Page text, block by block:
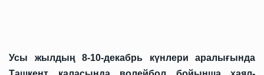
Усы жылдың 8-10-декабрь күнлери аралығында